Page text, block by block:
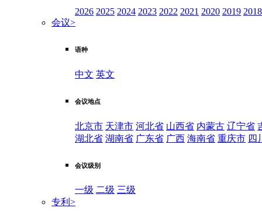
2026 2025 2024 2023 2022 2021 2020 2019 2018
会议>
语种
中文 英文
会议地点
北京市 天津市 河北省 山西省 内蒙古 辽宁省
湖北省 湖南省 广东省 广西 海南省 重庆市 四
会议级别
一级 二级 三级
专利 >